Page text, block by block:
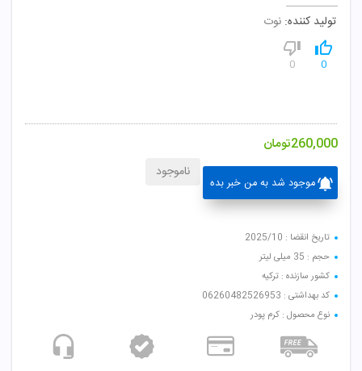
تولید کننده: نوت
0
0
260,000تومان
موجود شد به من خبر بده
ناموجود
تاریخ انقضا : 2025/10
حجم : 35 میلی لیتر
کشور سازنده : ترکیه
کد بهداشتی : 06260482526953
نوع محصول : کرم پودر